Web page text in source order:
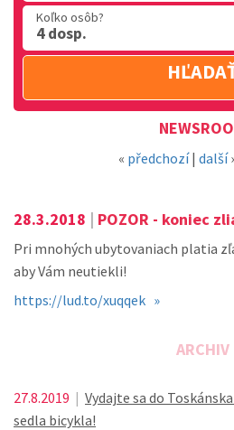
Koľko osôb?
4 dosp.
« předchozí| další
28.3.2018 | POZOR - koniec
Pri mnohých ubytovaniach platia
aby Vám neutiekli!
https://lud.to/xuqqek »
ARCHIV
27.8.2019 | Vydajte sa do
sedla bicykla!